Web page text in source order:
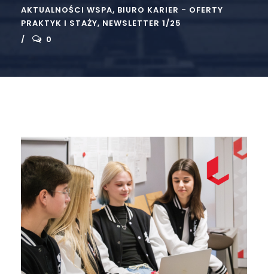
AKTUALNOŚCI WSPA, BIURO KARIER - OFERTY
PRAKTYK I STAŻY, NEWSLETTER 1/25
0